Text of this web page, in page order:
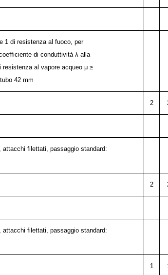
1 di resistenza al fuoco, per
di conduttività λ alla
resistenza al vapore acqueo μ ≥
42 mm
2
filettati, passaggio standard:
2
filettati, passaggio standard:
1